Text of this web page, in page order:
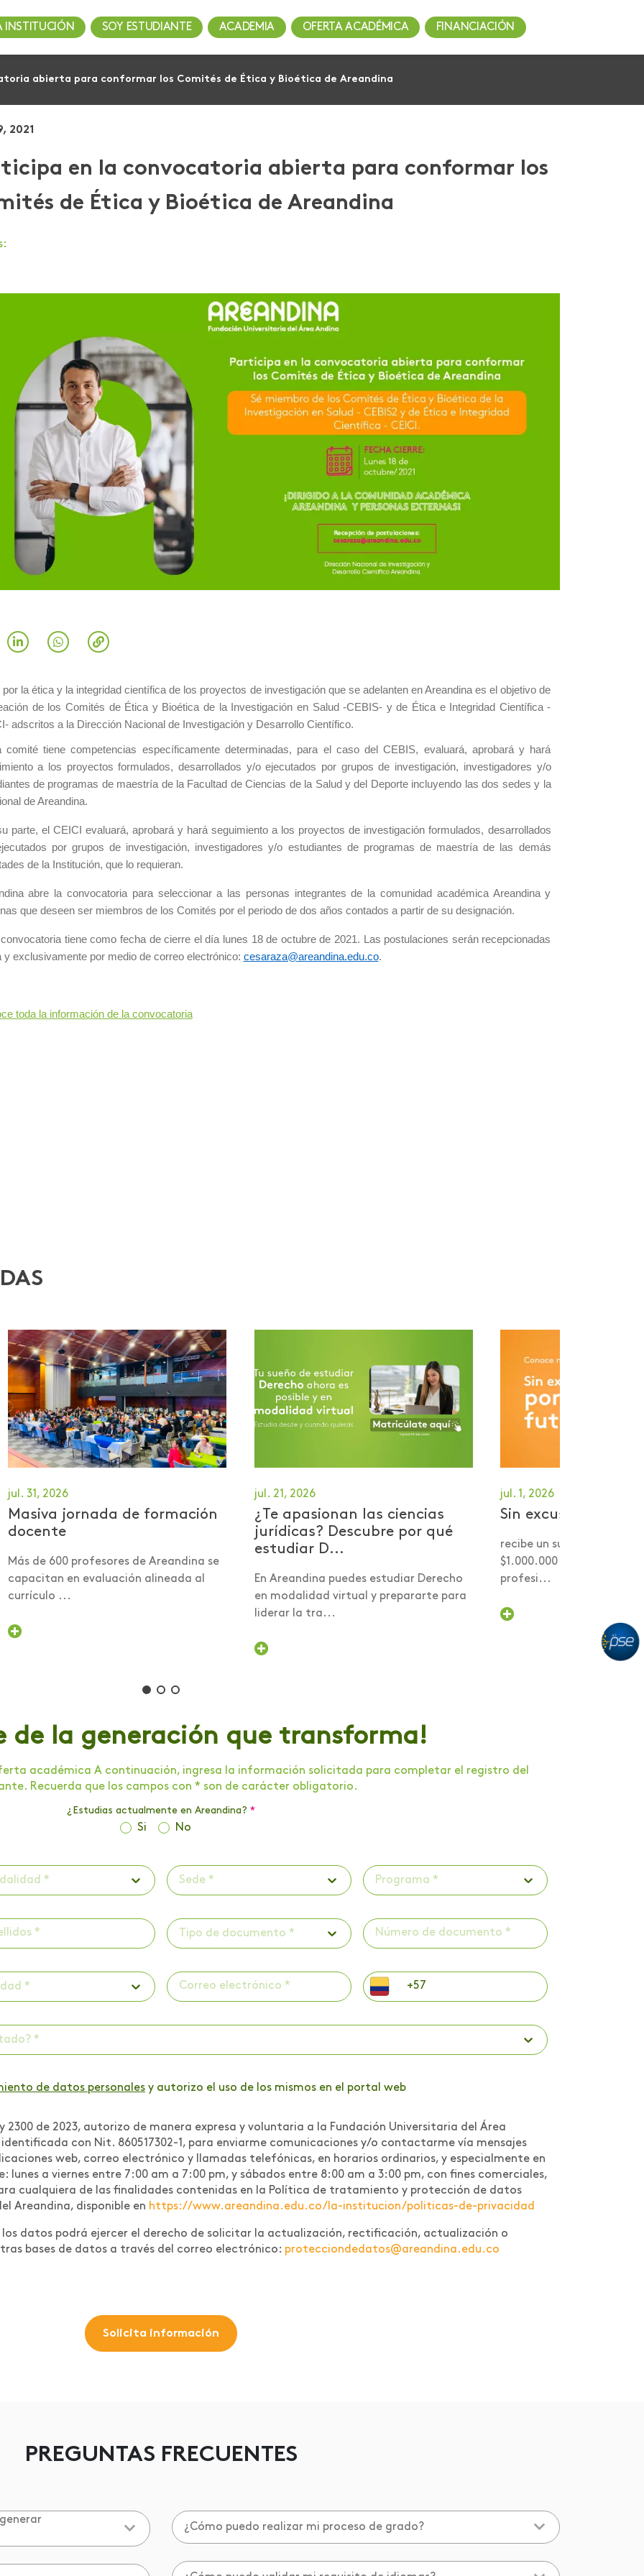
INSTITUCIÓN SOY ESTUDIANTE ACADEMIA OFERTA ACADÉMICA FINANCIACIÓN
abierta para conformar los Comités de Ética y Bioética de Areandina
2021
en la convocatoria abierta para conformar los
de Ética y Bioética de Areandina
por la ética y la integridad científica de los proyectos de investigación que se adelanten en Areandina es el objetivo de
de los Comités de Ética y Bioética de la Investigación en Salud -CEBIS- y de Ética e Integridad Científica -
adscritos a la Dirección Nacional de Investigación y Desarrollo Científico.
comité tiene competencias específicamente determinadas, para el caso del CEBIS, evaluará, aprobará y hará
a los proyectos formulados, desarrollados y/o ejecutados por grupos de investigación, investigadores y/o
de programas de maestría de la Facultad de Ciencias de la Salud y del Deporte incluyendo las dos sedes y la
de Areandina.
parte, el CEICI evaluará, aprobará y hará seguimiento a los proyectos de investigación formulados, desarrollados
por grupos de investigación, investigadores y/o estudiantes de programas de maestría de las demás
de la Institución, que lo requieran.
abre la convocatoria para seleccionar a las personas integrantes de la comunidad académica Areandina y
que deseen ser miembros de los Comités por el periodo de dos años contados a partir de su designación.
tiene como fecha de cierre el día lunes 18 de octubre de 2021. Las postulaciones serán recepcionadas
y exclusivamente por medio de correo electrónico: cesaraza@areandina.edu.co.
toda la información de la convocatoria
jul. 31, 2026
Masiva jornada de formación
docente
Más de 600 profesores de Areandina se
capacitan en evaluación alineada al
currículo ...
jul. 21, 2026
¿Te apasionan las ciencias
jurídicas? Descubre por qué
estudiar D...
En Areandina puedes estudiar Derecho
en modalidad virtual y prepararte para
liderar la tra...
jul. 1, 2026
Sin excusas por tu
recibe un subsidio desde
$1.000.000 para
profesi...
de la generación que transforma!
académica A continuación, ingresa la información solicitada para completar el registro del
Recuerda que los campos con * son de carácter obligatorio.
¿Estudias actualmente en Areandina? *
Si No
* Sede * Programa *
Tipo de documento *
*
*
de datos personales y autorizo el uso de los mismos en el portal web
2300 de 2023, autorizo de manera expresa y voluntaria a la Fundación Universitaria del Área
con Nit. 860517302-1, para enviarme comunicaciones y/o contactarme vía mensajes
web, correo electrónico y llamadas telefónicas, en horarios ordinarios, y especialmente en
lunes a viernes entre 7:00 am a 7:00 pm, y sábados entre 8:00 am a 3:00 pm, con fines comerciales,
cualquiera de las finalidades contenidas en la Política de tratamiento y protección de datos
Areandina, disponible en https://www.areandina.edu.co/la-institucion/politicas-de-privacidad
datos podrá ejercer el derecho de solicitar la actualización, rectificación, actualización o
bases de datos a través del correo electrónico: protecciondedatos@areandina.edu.co
Solicita información
PREGUNTAS FRECUENTES
¿Cómo puedo realizar mi proceso de grado?